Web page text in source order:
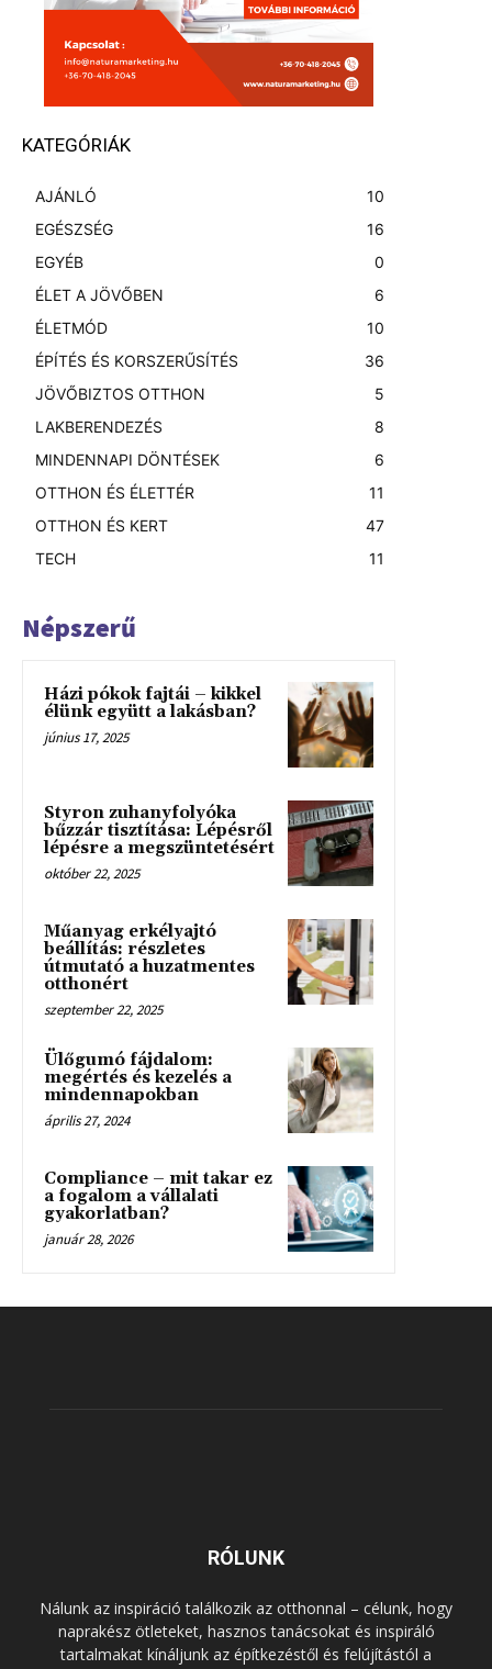
KATEGÓRIÁK
AJÁNLÓ
10
EGÉSZSÉG
16
EGYÉB
0
ÉLET A JÖVŐBEN
6
ÉLETMÓD
10
ÉPÍTÉS ÉS KORSZERŰSÍTÉS
36
JÖVŐBIZTOS OTTHON
5
LAKBERENDEZÉS
8
MINDENNAPI DÖNTÉSEK
6
OTTHON ÉS ÉLETTÉR
11
OTTHON ÉS KERT
47
TECH
11
Népszerű
Házi pókok fajtái – kikkel
élünk együtt a lakásban?
június 17, 2025
Styron zuhanyfolyóka
bűzzár tisztítása: Lépésről
lépésre a megszüntetésért
október 22, 2025
Műanyag erkélyajtó
beállítás: részletes
útmutató a huzatmentes
otthonért
szeptember 22, 2025
Ülőgumó fájdalom:
megértés és kezelés a
mindennapokban
április 27, 2024
Compliance – mit takar ez
a fogalom a vállalati
gyakorlatban?
január 28, 2026
RÓLUNK
Nálunk az inspiráció találkozik az otthonnal – célunk, hogy
naprakész ötleteket, hasznos tanácsokat és inspiráló
tartalmakat kínáljunk az építkezéstől és felújítástól a